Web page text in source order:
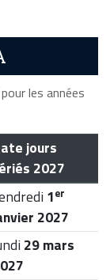
les années
jours
2027
1er
2027
29 mars